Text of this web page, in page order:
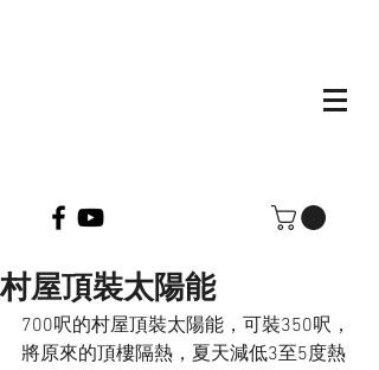
村屋頂裝太陽能
700呎的村屋頂裝太陽能，可裝350呎，
將原來的頂樓隔熱，夏天減低3至5度熱